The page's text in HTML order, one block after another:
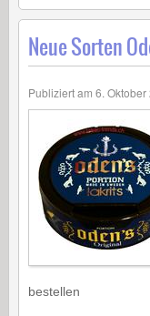
Neue Sorten
Publiziert am 6. Oktober
bestellen